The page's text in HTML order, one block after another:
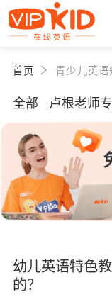
首页 青少儿英语
全部 卢根老师
幼儿英语特色
的？